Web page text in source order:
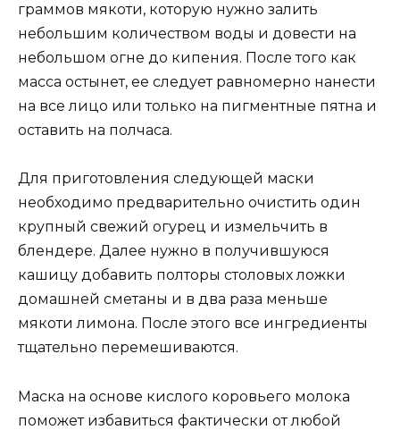
граммов мякоти, которую нужно залить
небольшим количеством воды и довести на
небольшом огне до кипения. После того как
масса остынет, ее следует равномерно нанести
на все лицо или только на пигментные пятна и
оставить на полчаса.
Для приготовления следующей маски
необходимо предварительно очистить один
крупный свежий огурец и измельчить в
блендере. Далее нужно в получившуюся
кашицу добавить полторы столовых ложки
домашней сметаны и в два раза меньше
мякоти лимона. После этого все ингредиенты
тщательно перемешиваются.
Маска на основе кислого коровьего молока
поможет избавиться фактически от любой